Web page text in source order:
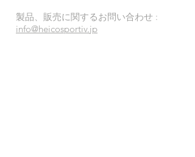
製品、販売に関するお問い合わせ :
info@heicosportiv.jp